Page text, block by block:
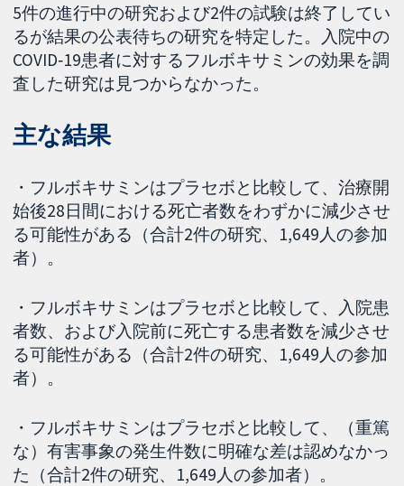
5件の進行中の研究および2件の試験は終了してい
るが結果の公表待ちの研究を特定した。入院中の
COVID‐19患者に対するフルボキサミンの効果を調
査した研究は見つからなかった。
主な結果
・フルボキサミンはプラセボと比較して、治療開
始後28日間における死亡者数をわずかに減少させ
る可能性がある（合計2件の研究、1,649人の参加
者）。
・フルボキサミンはプラセボと比較して、入院患
者数、および入院前に死亡する患者数を減少させ
る可能性がある（合計2件の研究、1,649人の参加
者）。
・フルボキサミンはプラセボと比較して、（重篤
な）有害事象の発生件数に明確な差は認めなかっ
た（合計2件の研究、1,649人の参加者）。